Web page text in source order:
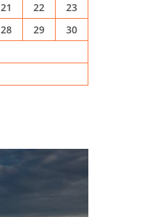
21 22
23
28 29
30